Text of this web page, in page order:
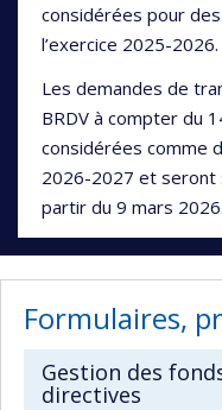
considérées pour
l’exercice 2025-2026.
Les demandes de
BRDV à compter du
considérées comme
2026-2027 et seront
partir du 9 mars 2026.
Formulaires,
Gestion des
directives